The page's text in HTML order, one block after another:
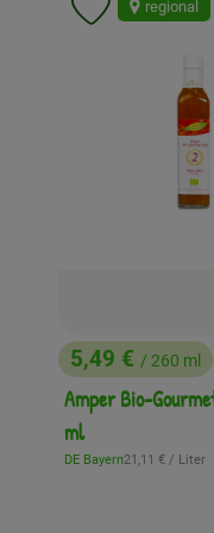
, Preis:
5,49 € / 260 ml
Amper Bio-
ml
, Herkunft:
DE Bayern, Referenzpreis:
21,11 € / Liter
regional
Produkt zu